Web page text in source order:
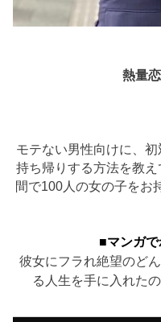
熱量
モテない男性向けに、
持ち帰りする方法を教
間で100人の女の子をお
■マンガ
彼女にフラれ絶望のど
る人生を手に入れた